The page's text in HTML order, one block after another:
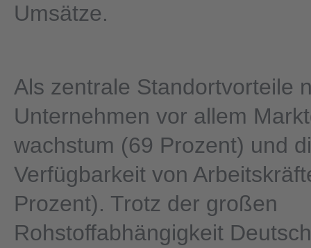
Umsätze.
Als zentrale Standortvorteile
Unternehmen vor allem
wachstum (69 Prozent) und
Verfügbarkeit von
Prozent). Trotz der großen
Rohstoffabhängigkeit